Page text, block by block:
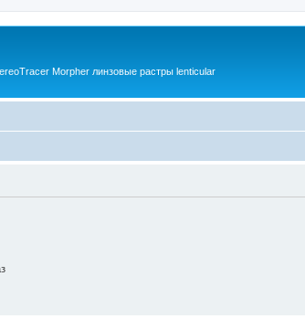
Morpher линзовые растры lenticular